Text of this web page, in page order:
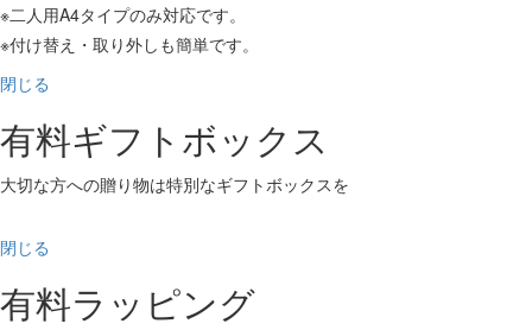
※二人用A4タイプのみ対応です。
※付け替え・取り外しも簡単です。
閉じる
有料ギフトボックス
大切な方への贈り物は特別なギフトボックスを
閉じる
有料ラッピング